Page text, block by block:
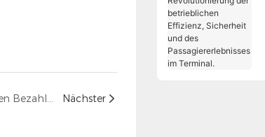
Lean führt die neue Ära des intelligenten Bezahlvorgangs an Nächster